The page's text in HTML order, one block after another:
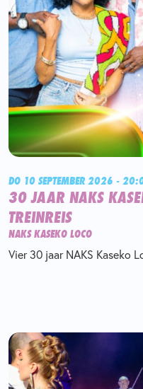
DO 10 SEPTEMBER 2026 -
30 JAAR NAKS
TREINREIS
NAKS KASEKO LOCO
Vier 30 jaar NAKS Kaseko